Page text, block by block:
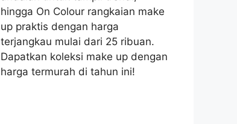
hingga On Colour rangkaian make
up praktis dengan harga
terjangkau mulai dari 25 ribuan.
Dapatkan koleksi make up dengan
harga termurah di tahun ini!